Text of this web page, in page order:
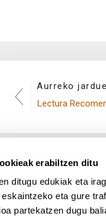
erabiltzen ditu
ditugu edukiak eta
eta gure
partekatzen dugu
Aurreko
Lectura
App